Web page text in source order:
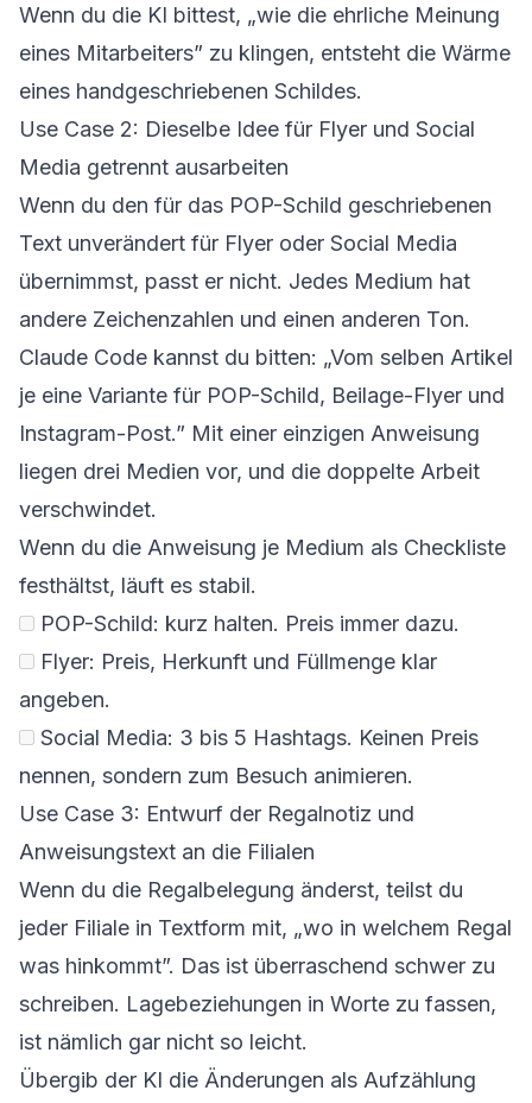
Wenn du die KI bittest, „wie die ehrliche Meinung
eines Mitarbeiters” zu klingen, entsteht die Wärme
eines handgeschriebenen Schildes.
Use Case 2: Dieselbe Idee für Flyer und Social
Media getrennt ausarbeiten
Wenn du den für das POP-Schild geschriebenen
Text unverändert für Flyer oder Social Media
übernimmst, passt er nicht. Jedes Medium hat
andere Zeichenzahlen und einen anderen Ton.
Claude Code kannst du bitten: „Vom selben Artikel
je eine Variante für POP-Schild, Beilage-Flyer und
Instagram-Post.” Mit einer einzigen Anweisung
liegen drei Medien vor, und die doppelte Arbeit
verschwindet.
Wenn du die Anweisung je Medium als Checkliste
festhältst, läuft es stabil.
POP-Schild: kurz halten. Preis immer dazu.
Flyer: Preis, Herkunft und Füllmenge klar
angeben.
Social Media: 3 bis 5 Hashtags. Keinen Preis
nennen, sondern zum Besuch animieren.
Use Case 3: Entwurf der Regalnotiz und
Anweisungstext an die Filialen
Wenn du die Regalbelegung änderst, teilst du
jeder Filiale in Textform mit, „wo in welchem Regal
was hinkommt”. Das ist überraschend schwer zu
schreiben. Lagebeziehungen in Worte zu fassen,
ist nämlich gar nicht so leicht.
Übergib der KI die Änderungen als Aufzählung